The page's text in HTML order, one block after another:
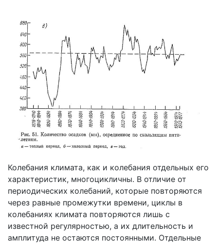
Колебания климата, как и колебания отдельных его
характеристик, многоцикличны. В отличие от
периодических колебаний, которые повторяются
через равные промежутки времени, циклы в
колебаниях климата повторяются лишь с
известной регулярностью, а их длительность и
амплитуда не остаются постоянными. Отдельные